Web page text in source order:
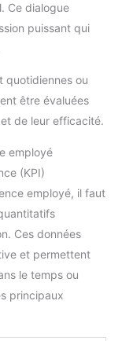
Ce dialogue
puissant qui
quotidiennes ou
être évaluées
de leur efficacité.
employé
(KPI)
employé, il faut
Ces données
et permettent
le temps ou
principaux